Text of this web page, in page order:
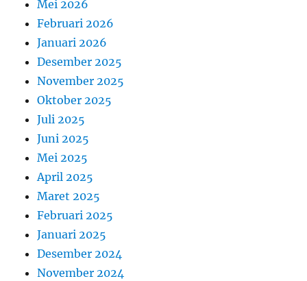
Mei 2026
Februari 2026
Januari 2026
Desember 2025
November 2025
Oktober 2025
Juli 2025
Juni 2025
Mei 2025
April 2025
Maret 2025
Februari 2025
Januari 2025
Desember 2024
November 2024